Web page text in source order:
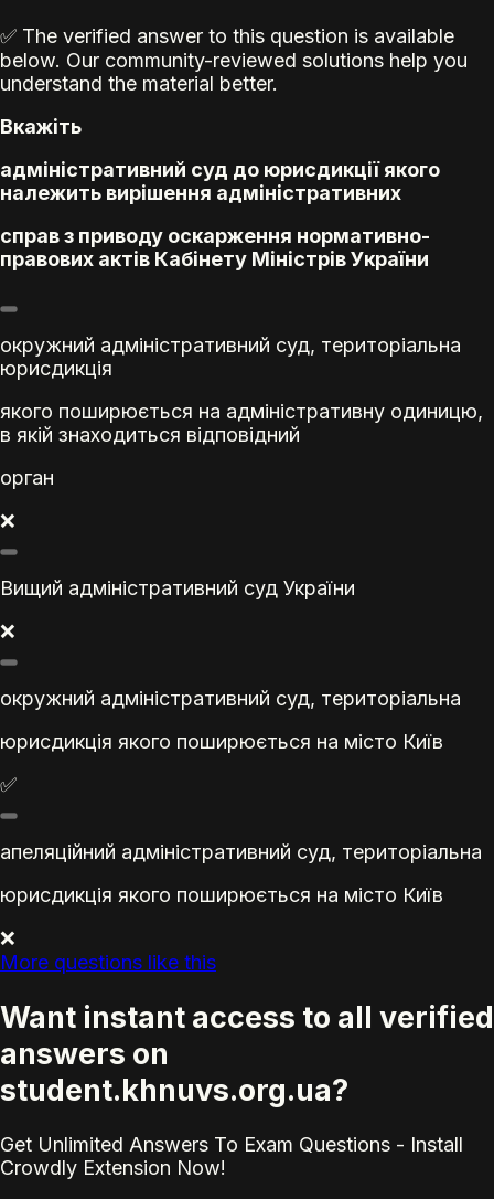
✅ The verified answer to this question is available
below. Our community-reviewed solutions help you
understand the material better.
Вкажіть
адміністративний суд до юрисдикції якого
належить вирішення адміністративних
справ з приводу оскарження нормативно-
правових актів Кабінету Міністрів України
окружний адміністративний суд, територіальна
юрисдикція
якого поширюється на адміністративну одиницю,
в якій знаходиться відповідний
орган
❌
Вищий адміністративний суд України
❌
окружний адміністративний суд, територіальна
юрисдикція якого поширюється на місто Київ
✅
апеляційний адміністративний суд, територіальна
юрисдикція якого поширюється на місто Київ
❌
More questions like this
Want instant access to all verified
answers on
student.khnuvs.org.ua?
Get Unlimited Answers To Exam Questions - Install
Crowdly Extension Now!